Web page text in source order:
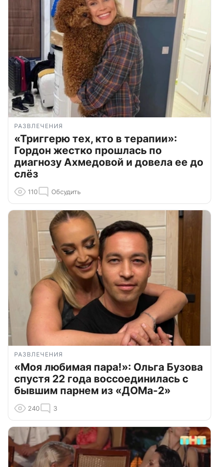
РАЗВЛЕЧЕНИЯ
«Триггерю тех, кто в терапии»:
Гордон жестко прошлась по
диагнозу Ахмедовой и довела ее до
слёз
110 Обсудить
РАЗВЛЕЧЕНИЯ
«Моя любимая пара!»: Ольга Бузова
спустя 22 года воссоединилась с
бывшим парнем из «ДОМа-2»
240 3